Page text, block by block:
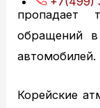
пропадает
обращений
автомобилей.
Корейские